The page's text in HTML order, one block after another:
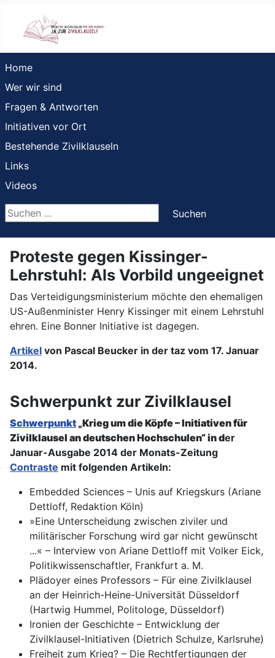
Home
Wer wir sind
Fragen & Antworten
Initiativen vor Ort
Bestehende Zivilklauseln
Links
Videos
Suchen ...
Suchen
Proteste gegen Kissinger-
Lehrstuhl: Als Vorbild ungeeignet
Das Verteidigungsministerium möchte den ehemaligen
US-Außenminister Henry Kissinger mit einem Lehrstuhl
ehren. Eine Bonner Initiative ist dagegen.
Artikel von Pascal Beucker in der taz vom 17. Januar
2014.
Schwerpunkt zur Zivilklausel
Schwerpunkt „Krieg um die Köpfe– Initiativen für
Zivilklausel an deutschen Hochschulen“ in der
Januar-Ausgabe 2014 der Monats-Zeitung
Contraste mit folgenden Artikeln:
Embedded Sciences – Unis auf Kriegskurs (Ariane
Dettloff, Redaktion Köln)
»Eine Unterscheidung zwischen ziviler und
militärischer Forschung wird gar nicht gewünscht
...« – Interview von Ariane Dettloff mit Volker Eick,
Politikwissenschaftler, Frankfurt a. M.
Plädoyer eines Professors – Für eine Zivilklausel
an der Heinrich-Heine-Universität Düsseldorf
(Hartwig Hummel, Politologe, Düsseldorf)
Ironien der Geschichte – Entwicklung der
Zivilklausel-Initiativen (Dietrich Schulze, Karlsruhe)
Freiheit zum Krieg? – Die Rechtfertigungen der